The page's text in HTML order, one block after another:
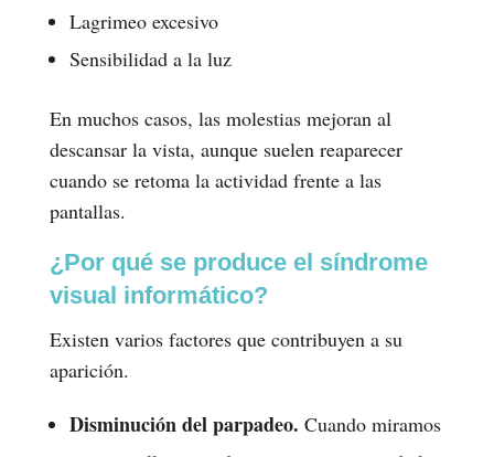
Lagrimeo excesivo
Sensibilidad a la luz
En muchos casos, las molestias mejoran al
descansar la vista, aunque suelen reaparecer
cuando se retoma la actividad frente a las
pantallas.
¿Por qué se produce el síndrome
visual informático?
Existen varios factores que contribuyen a su
aparición.
Disminución del parpadeo. Cuando miramos